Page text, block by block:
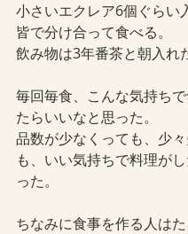
小さいエクレア6個ぐらい
皆で分け合って食べる。
飲み物は3年番茶と朝入れ
毎回毎食、こんな気持ち
たらいいなと思った。
品数が少なくっても、少
も、いい気持ちで料理が
った。
ちなみに食事を作る人は